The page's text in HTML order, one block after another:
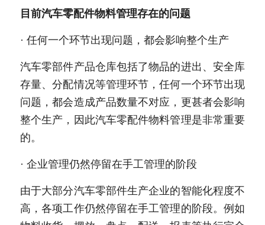
新闻动态
服务模式
联系我们
目前汽车零配件物料管理存在的问题
· 任何一个环节出现问题，都会影响整个生产
汽车零部件产品仓库包括了物品的进出、安全库
存量、分配情况等管理环节，任何一个环节出现
问题，都会造成产品数量不对应，更甚者会影响
整个生产，因此汽车零配件物料管理是非常重要
的。
· 企业管理仍然停留在手工管理的阶段
由于大部分汽车零部件生产企业的智能化程度不
高，各项工作仍然停留在手工管理的阶段。例如